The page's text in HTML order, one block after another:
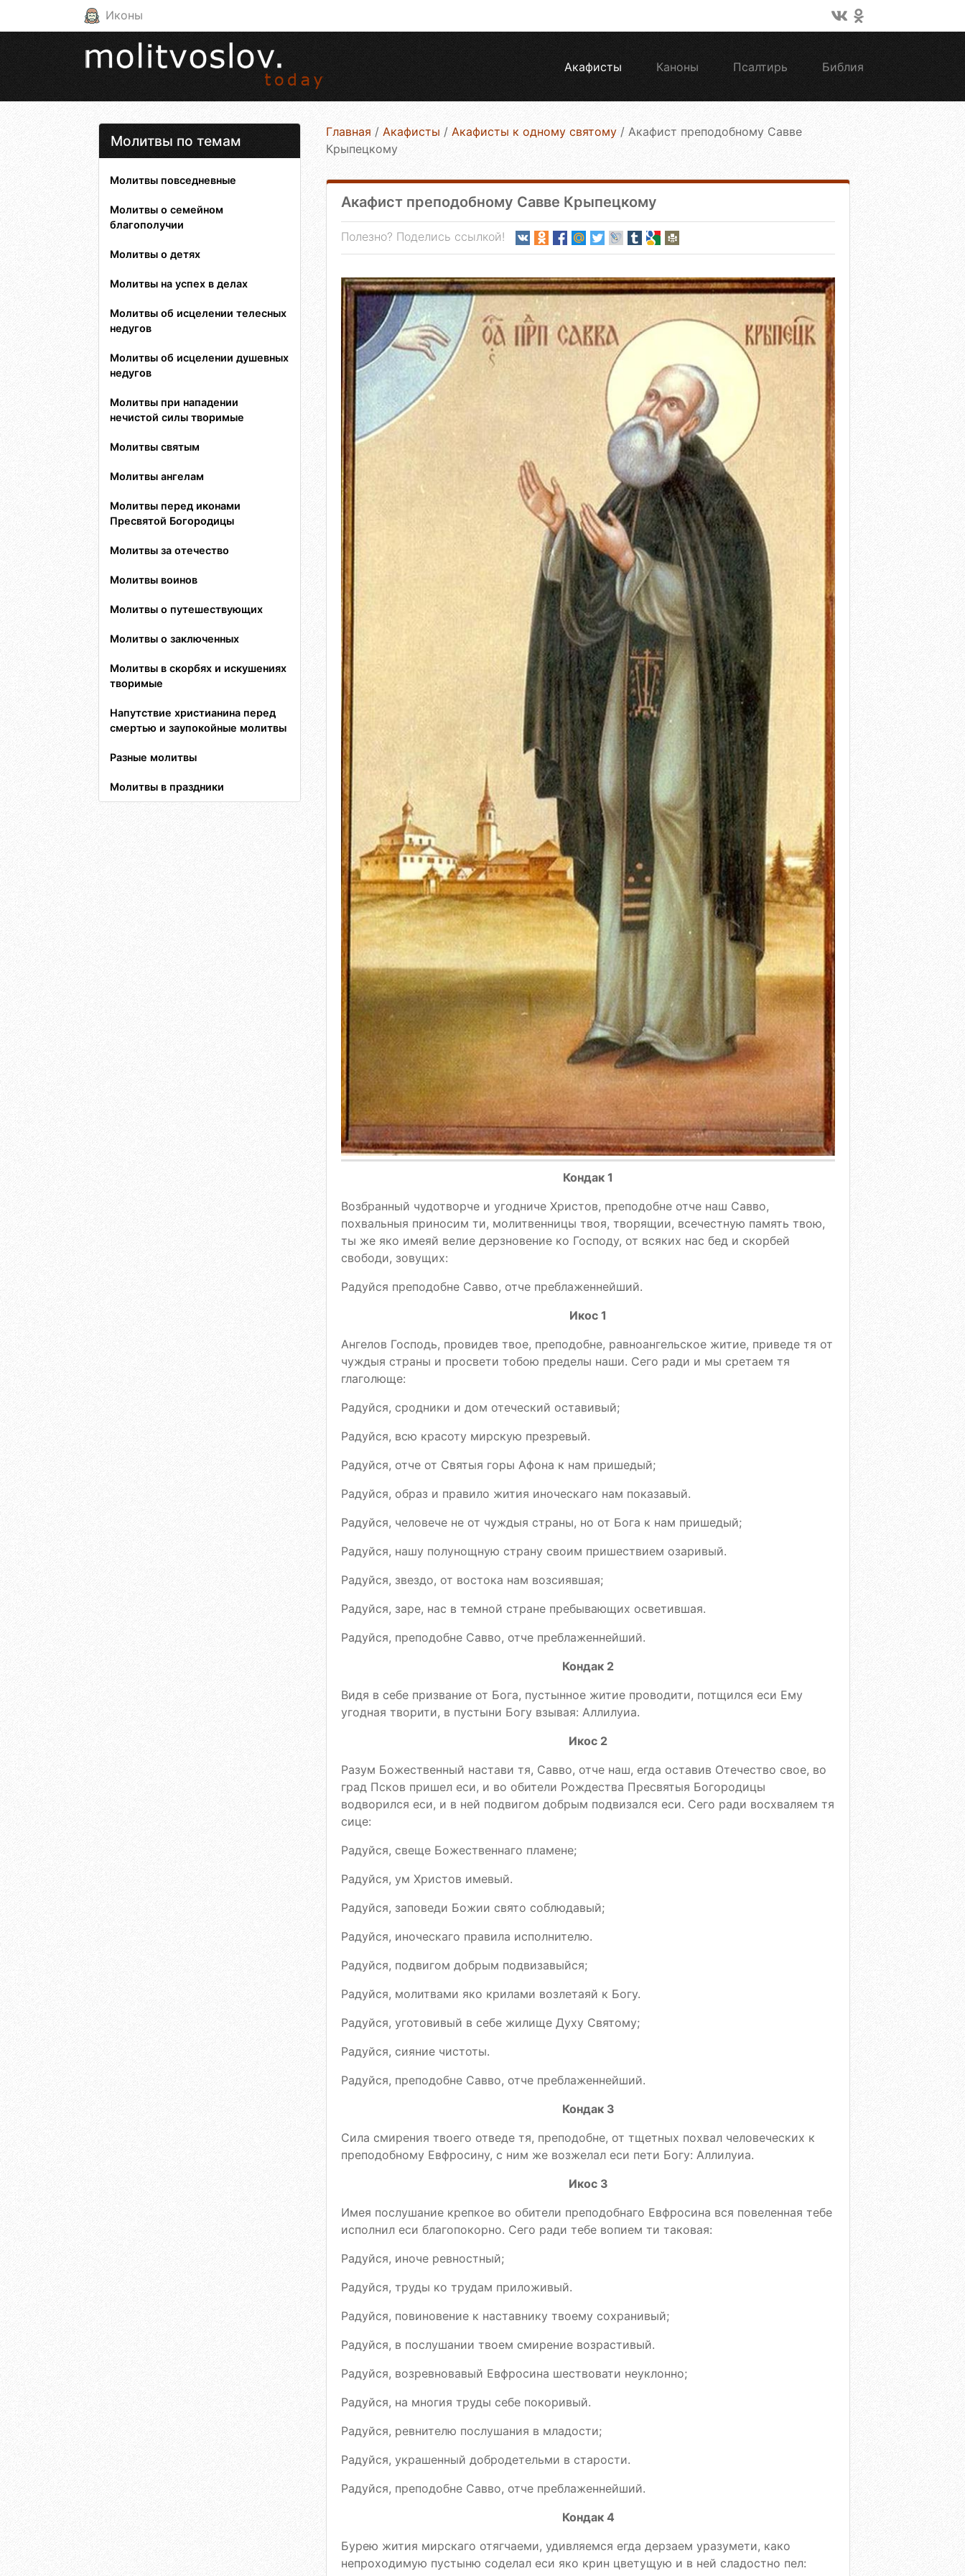
Иконы
Акафисты Каноны Псалтирь Библия
Молитвы по темам
Молитвы повседневные
Молитвы о семейном
благополучии
Молитвы о детях
Молитвы на успех в делах
Молитвы об исцелении телесных
недугов
Молитвы об исцелении душевных
недугов
Молитвы при нападении
нечистой силы творимые
Молитвы святым
Молитвы ангелам
Молитвы перед иконами
Пресвятой Богородицы
Молитвы за отечество
Молитвы воинов
Молитвы о путешествующих
Молитвы о заключенных
Молитвы в скорбях и искушениях
творимые
Напутствие христианина перед
смертью и заупокойные молитвы
Разные молитвы
Молитвы в праздники
Главная / Акафисты / Акафисты к одному святому / Акафист преподобному Савве
Крыпецкому
Акафист преподобному Савве Крыпецкому
Полезно? Поделись ссылкой!
Кондак 1
Возбранный чудотворче и угодниче Христов, преподобне отче наш Савво,
похвальныя приносим ти, молитвенницы твоя, творящии, всечестную память твою,
ты же яко имеяй велие дерзновение ко Господу, от всяких нас бед и скорбей
свободи, зовущих:
Радуйся преподобне Савво, отче преблаженнейший.
Икос 1
Ангелов Господь, провидев твое, преподобне, равноангельское житие, приведе тя от
чуждыя страны и просвети тобою пределы наши. Сего ради и мы сретаем тя
глаголюще:
Радуйся, сродники и дом отеческий оставивый;
Радуйся, всю красоту мирскую презревый.
Радуйся, отче от Святыя горы Афона к нам пришедый;
Радуйся, образ и правило жития иноческаго нам показавый.
Радуйся, человече не от чуждыя страны, но от Бога к нам пришедый;
Радуйся, нашу полунощную страну своим пришествием озаривый.
Радуйся, звездо, от востока нам возсиявшая;
Радуйся, заре, нас в темной стране пребывающих осветившая.
Радуйся, преподобне Савво, отче преблаженнейший.
Кондак 2
Видя в себе призвание от Бога, пустынное житие проводити, потщился еси Ему
угодная творити, в пустыни Богу взывая: Аллилуиа.
Икос 2
Разум Божественный настави тя, Савво, отче наш, егда оставив Отечество свое, во
град Псков пришел еси, и во обители Рождества Пресвятыя Богородицы
водворился еси, и в ней подвигом добрым подвизался еси. Сего ради восхваляем тя
сице:
Радуйся, свеще Божественнаго пламене;
Радуйся, ум Христов имевый.
Радуйся, заповеди Божии свято соблюдавый;
Радуйся, иноческаго правила исполнителю.
Радуйся, подвигом добрым подвизавыйся;
Радуйся, молитвами яко крилами возлетаяй к Богу.
Радуйся, уготовивый в себе жилище Духу Святому;
Радуйся, сияние чистоты.
Радуйся, преподобне Савво, отче преблаженнейший.
Кондак 3
Сила смирения твоего отведе тя, преподобне, от тщетных похвал человеческих к
преподобному Евфросину, с ним же возжелал еси пети Богу: Аллилуиа.
Икос 3
Имея послушание крепкое во обители преподобнаго Евфросина вся повеленная тебе
исполнил еси благопокорно. Сего ради тебе вопием ти таковая:
Радуйся, иноче ревностный;
Радуйся, труды ко трудам приложивый.
Радуйся, повиновение к наставнику твоему сохранивый;
Радуйся, в послушании твоем смирение возрастивый.
Радуйся, возревновавый Евфросина шествовати неуклонно;
Радуйся, на многия труды себе покоривый.
Радуйся, ревнителю послушания в младости;
Радуйся, украшенный добродетельми в старости.
Радуйся, преподобне Савво, отче преблаженнейший.
Кондак 4
Бурею жития мирскаго отягчаеми, удивляемся егда дерзаем уразумети, како
непроходимую пустыню соделал еси яко крин цветущую и в ней сладостно пел: